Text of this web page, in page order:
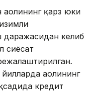
қарз юки
даражасидан келиб
сиёсат
аҳолининг
кредит